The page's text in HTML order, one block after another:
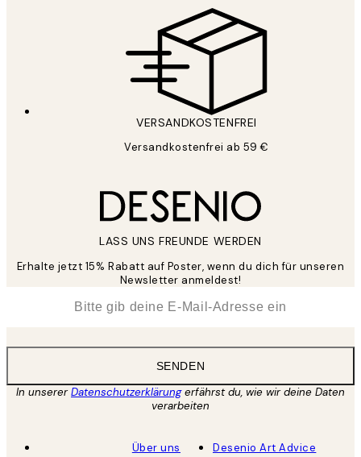
VERSANDKOSTENFREI
Versandkostenfrei ab 59 €
LASS UNS FREUNDE WERDEN
Erhalte jetzt 15% Rabatt auf Poster, wenn du dich für unseren
Newsletter anmeldest!
SENDEN
In unsererDatenschutzerklärungerfährst du, wie wir deine Daten
verarbeiten
Über uns
Desenio Art Advice